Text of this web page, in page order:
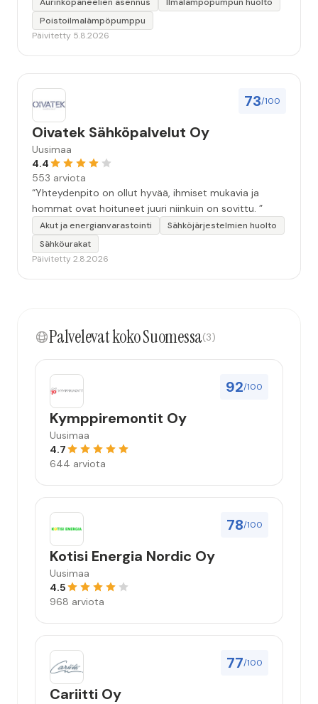
Poistoilmalämpöpumppu
Päivitetty 5.8.2026
73/100
Oivatek Sähköpalvelut Oy
Uusimaa
4.4
553 arviota
“Yhteydenpito on ollut hyvää, ihmiset mukavia ja
hommat ovat hoituneet juuri niinkuin on sovittu. ”
Akut ja energianvarastointi
Sähköjärjestelmien huolto
Sähköurakat
Päivitetty 2.8.2026
Palvelevat koko Suomessa(3)
92/100
Kymppiremontit Oy
Uusimaa
4.7
644 arviota
78/100
Kotisi Energia Nordic Oy
Uusimaa
4.5
968 arviota
77/100
Cariitti Oy